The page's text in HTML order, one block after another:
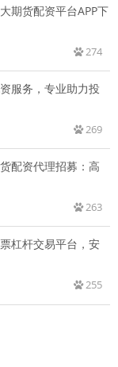
期货配资平台APP下
274
服务，专业助力投
269
配资代理招募：高
263
杠杆交易平台，安
255